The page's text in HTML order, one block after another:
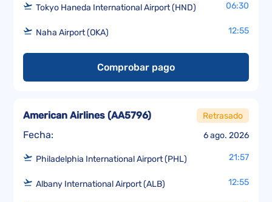
Tokyo Haneda International Airport (HND) 06:30
Naha Airport (OKA) 12:55
Comprobar pago
Fecha: 6 ago. 2026
American Airlines (AA5796) Retrasado
Philadelphia International Airport (PHL) 21:57
Albany International Airport (ALB) 12:55